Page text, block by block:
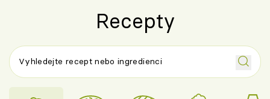
Recepty